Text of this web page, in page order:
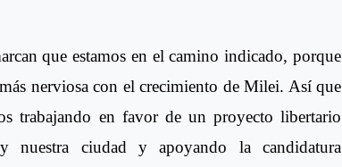
que estamos en el camino indicado, porque
nerviosa con el crecimiento de Milei. Así que
trabajando en favor de un proyecto libertario
nuestra ciudad y apoyando la candidatura